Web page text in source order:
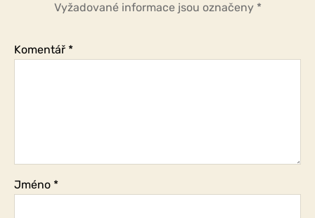
Vyžadované informace jsou označeny *
Komentář *
Jméno *